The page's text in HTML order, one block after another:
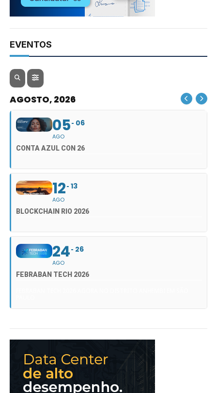
EVENTOS
AGOSTO, 2026
05
AGO
06
CONTA AZUL CON 26
12
AGO
13
BLOCKCHAIN RIO 2026
24
AGO
26
FEBRABAN TECH 2026